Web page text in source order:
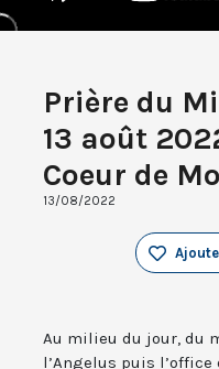
Prière du
13 août
Coeur de
13/08/2022
Au milieu du jour, du
l’Angelus puis